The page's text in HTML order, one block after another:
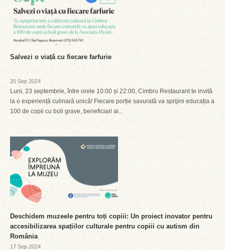
Salvezi o viață cu fiecare farfurie
20 Sep 2024
Luni, 23 septembrie, între orele 10:00 și 22:00, Cimbru Restaurant te invită
la o experiență culinară unică! Fiecare porție savurată va sprijini educația a
100 de copii cu boli grave, beneficiari ai...
Deschidem muzeele pentru toți copiii: Un proiect inovator pentru
accesibilizarea spațiilor culturale pentru copiii cu autism din
România
17 Sep 2024